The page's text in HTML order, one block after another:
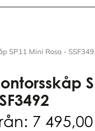
SP11 Mini Rosa -
7 495,00